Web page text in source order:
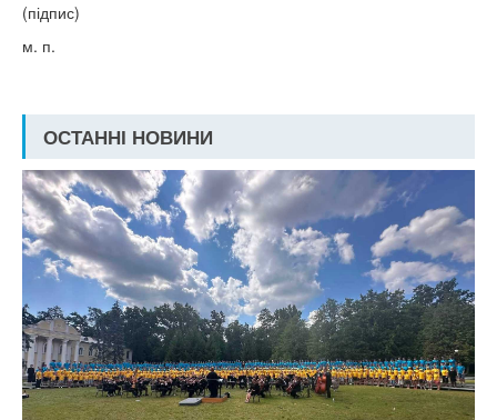
(підпис)
м. п.
ОСТАННІ НОВИНИ